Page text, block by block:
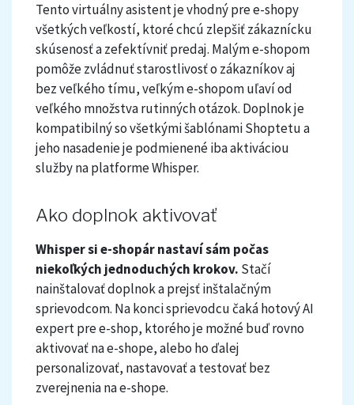
Tento virtuálny asistent je vhodný pre e-shopy
všetkých veľkostí, ktoré chcú zlepšiť zákaznícku
skúsenosť a zefektívniť predaj. Malým e-shopom
pomôže zvládnuť starostlivosť o zákazníkov aj
bez veľkého tímu, veľkým e-shopom uľaví od
veľkého množstva rutinných otázok. Doplnok je
kompatibilný so všetkými šablónami Shoptetu a
jeho nasadenie je podmienené iba aktiváciou
služby na platforme Whisper.
Ako doplnok aktivovať
Whisper si e-shopár nastaví sám počas
niekoľkých jednoduchých krokov. Stačí
nainštalovať doplnok a prejsť inštalačným
sprievodcom. Na konci sprievodcu čaká hotový AI
expert pre e-shop, ktorého je možné buď rovno
aktivovať na e-shope, alebo ho ďalej
personalizovať, nastavovať a testovať bez
zverejnenia na e-shope.